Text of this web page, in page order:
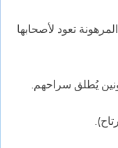
تعود لأصحابها
يُطلق سراحهم.